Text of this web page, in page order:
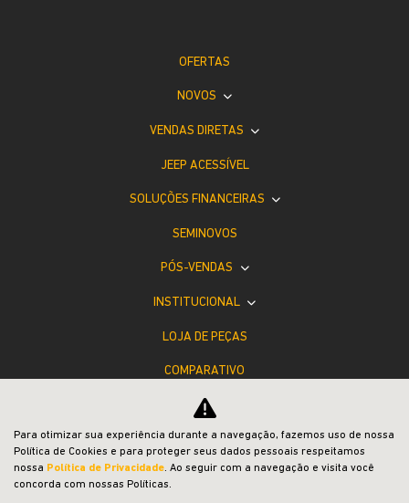
OFERTAS
NOVOS
VENDAS DIRETAS
JEEP ACESSÍVEL
SOLUÇÕES FINANCEIRAS
SEMINOVOS
PÓS-VENDAS
INSTITUCIONAL
LOJA DE PEÇAS
COMPARATIVO
Desacelere. Seu bem maior é a vida.
Para otimizar sua experiência durante a navegação, fazemos uso de nossa
Política de Cookies e para proteger seus dados pessoais respeitamos
nossa Política de Privacidade. Ao seguir com a navegação e visita você
concorda com nossas Políticas.